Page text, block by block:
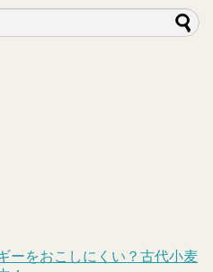
ーをおこしにくい？古代小麦